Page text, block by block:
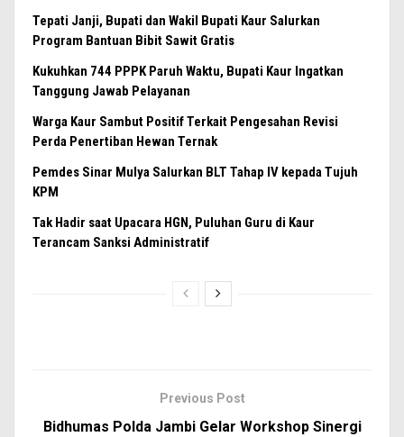
Tepati Janji, Bupati dan Wakil Bupati Kaur Salurkan
Program Bantuan Bibit Sawit Gratis
Kukuhkan 744 PPPK Paruh Waktu, Bupati Kaur Ingatkan
Tanggung Jawab Pelayanan
Warga Kaur Sambut Positif Terkait Pengesahan Revisi
Perda Penertiban Hewan Ternak
Pemdes Sinar Mulya Salurkan BLT Tahap IV kepada Tujuh
KPM
Tak Hadir saat Upacara HGN, Puluhan Guru di Kaur
Terancam Sanksi Administratif
Previous Post
Bidhumas Polda Jambi Gelar Workshop Sinergi